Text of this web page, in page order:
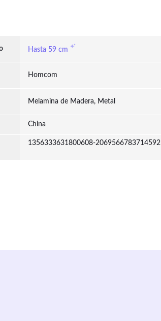
Hasta 59 cm
Homcom
Melamina de Madera, Metal
China
1356333631800608-2069566783714592